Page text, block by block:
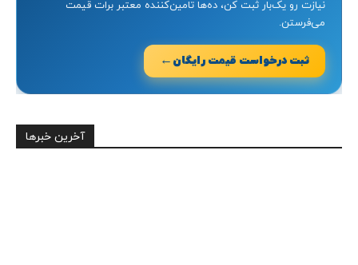
نیازت رو یک‌بار ثبت کن، ده‌ها تامین‌کننده معتبر برات قیمت
می‌فرستن.
ثبت درخواست قیمت رایگان ←
آخرین خبرها